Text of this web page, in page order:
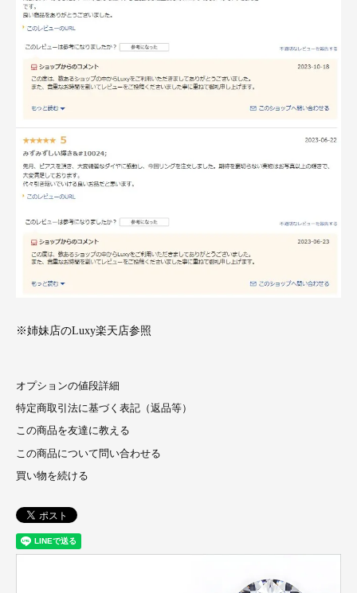
※姉妹店のLuxy楽天店参照
オプションの値段詳細
特定商取引法に基づく表記（返品等）
この商品を友達に教える
この商品について問い合わせる
買い物を続ける